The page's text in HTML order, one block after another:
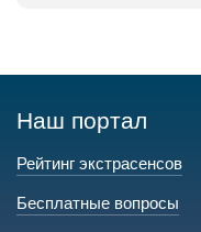
Наш портал
Рейтинг экстрасенсов
Бесплатные вопросы